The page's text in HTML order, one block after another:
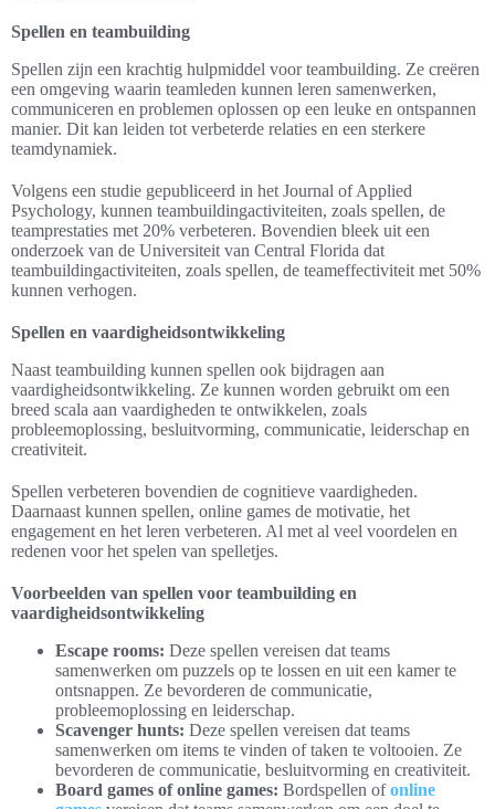
Spellen en teambuilding
Spellen zijn een krachtig hulpmiddel voor teambuilding. Ze creëren
een omgeving waarin teamleden kunnen leren samenwerken,
communiceren en problemen oplossen op een leuke en ontspannen
manier. Dit kan leiden tot verbeterde relaties en een sterkere
teamdynamiek.
Volgens een studie gepubliceerd in het Journal of Applied
Psychology, kunnen teambuildingactiviteiten, zoals spellen, de
teamprestaties met 20% verbeteren. Bovendien bleek uit een
onderzoek van de Universiteit van Central Florida dat
teambuildingactiviteiten, zoals spellen, de teameffectiviteit met 50%
kunnen verhogen.
Spellen en vaardigheidsontwikkeling
Naast teambuilding kunnen spellen ook bijdragen aan
vaardigheidsontwikkeling. Ze kunnen worden gebruikt om een
breed scala aan vaardigheden te ontwikkelen, zoals
probleemoplossing, besluitvorming, communicatie, leiderschap en
creativiteit.
Spellen verbeteren bovendien de cognitieve vaardigheden.
Daarnaast kunnen spellen, online games de motivatie, het
engagement en het leren verbeteren. Al met al veel voordelen en
redenen voor het spelen van spelletjes.
Voorbeelden van spellen voor teambuilding en
vaardigheidsontwikkeling
Escape rooms: Deze spellen vereisen dat teams
samenwerken om puzzels op te lossen en uit een kamer te
ontsnappen. Ze bevorderen de communicatie,
probleemoplossing en leiderschap.
Scavenger hunts: Deze spellen vereisen dat teams
samenwerken om items te vinden of taken te voltooien. Ze
bevorderen de communicatie, besluitvorming en creativiteit.
Board games of online games: Bordspellen ofonline